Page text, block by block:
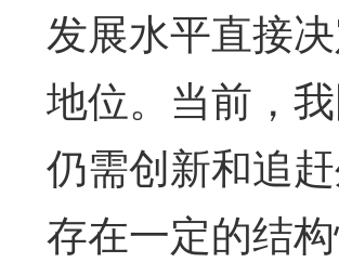
发展水平直接
地位。当前，
仍需创新和追
存在一定的结